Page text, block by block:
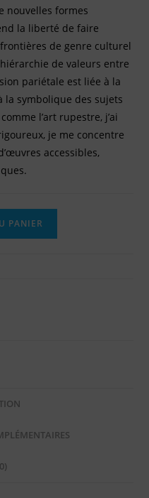
nouvelles formes
la liberté de faire
de genre culturel
de valeurs entre
pariétale est liée à la
la symbolique des sujets
l’art rupestre, j’ai
je me concentre
accessibles,
PANIER